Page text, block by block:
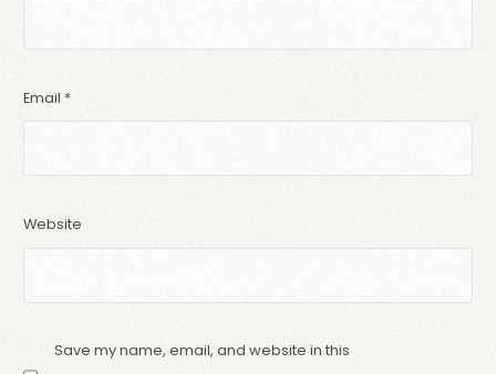
Email *
Website
Save my name, email, and website in this